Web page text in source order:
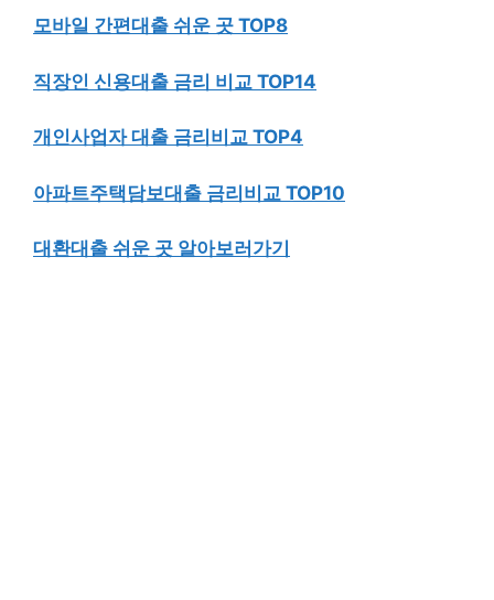
모바일 간편대출 쉬운 곳 TOP8
직장인 신용대출 금리 비교 TOP14
개인사업자 대출 금리비교 TOP4
아파트주택담보대출 금리비교 TOP10
대환대출 쉬운 곳 알아보러가기